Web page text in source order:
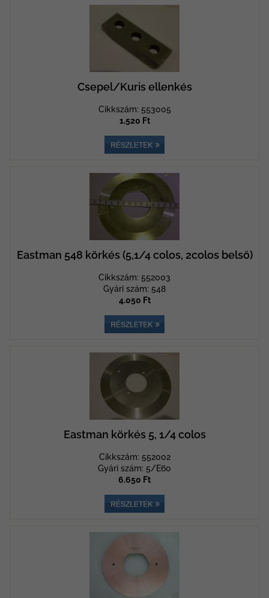
Csepel/Kuris ellenkés
Cikkszám: 553005
1.520 Ft
Eastman 548 körkés (5,1/4 colos, 2colos belső)
Cikkszám: 552003
Gyári szám: 548
4.050 Ft
Eastman körkés 5, 1/4 colos
Cikkszám: 552002
Gyári szám: 5/E60
6.650 Ft